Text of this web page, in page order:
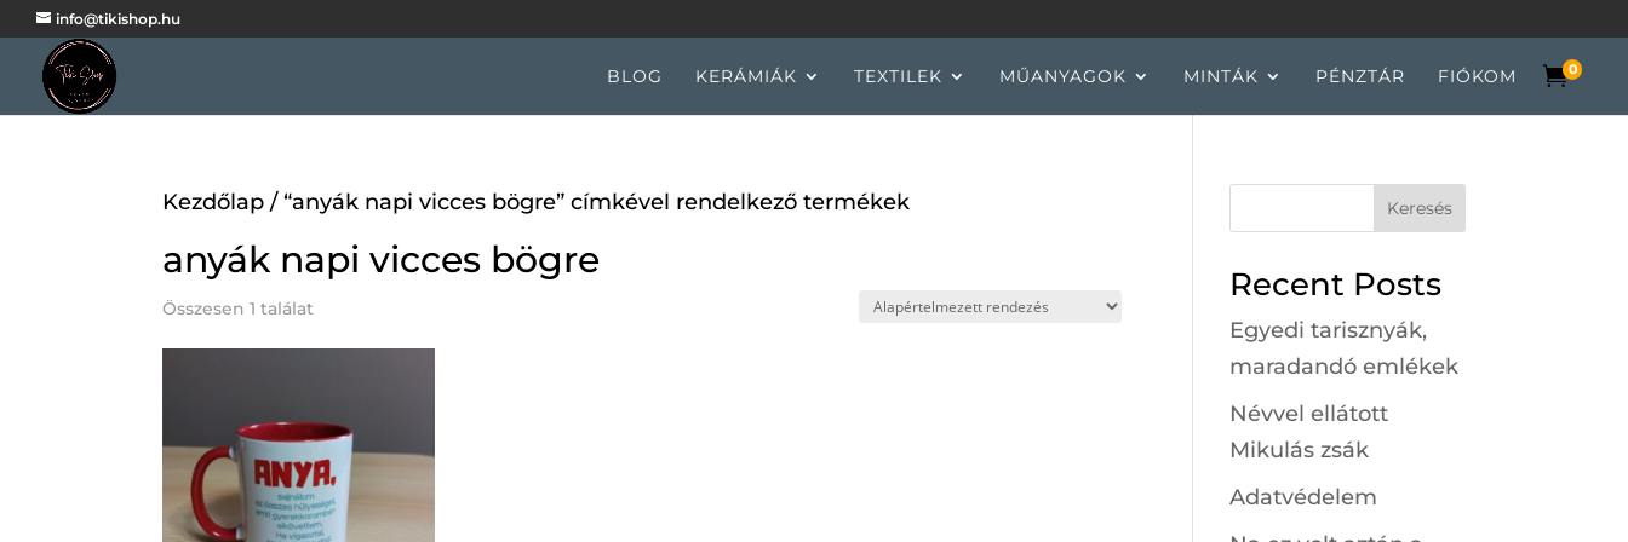
info@tikishop.hu
BLOG KERÁMIÁK TEXTILEK MŰANYAGOK MINTÁK PÉNZTÁR FIÓKOM 0
Kezdőlap / “anyák napi vicces bögre” címkével rendelkező termékek
anyák napi vicces bögre
Összesen 1 találat
Keresés
Recent Posts
Egyedi tarisznyák,
maradandó emlékek
Névvel ellátott
Mikulás zsák
Adatvédelem